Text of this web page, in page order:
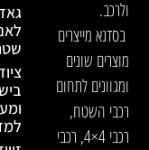
ולרכב.
בסדנא מייצרים
מוצרים שונים
ומגוונים לתחום
רכבי השטח,
רכבי 4×4, רכבי